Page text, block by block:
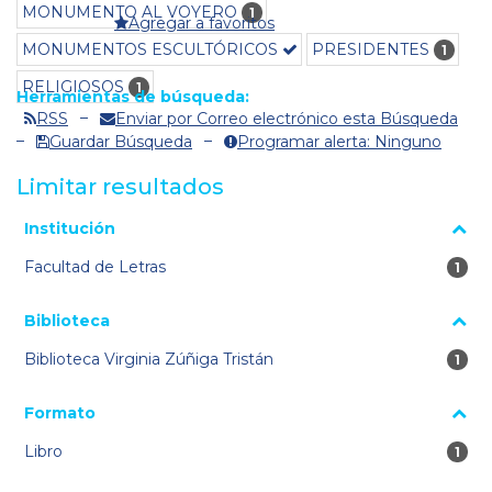
MONUMENTO AL VOYERO 1
MONUMENTOS ESCULTÓRICOS PRESIDENTES 1
RELIGIOSOS 1
Agregar a favoritos
Herramientas de búsqueda:
RSS
Enviar por Correo electrónico esta Búsqueda
Guardar Búsqueda
Programar alerta: Ninguno
Limitar resultados
La página se volverá a cargar cuando se seleccione o excluya
Institución
Facultad de Letras
1
1
Biblioteca
Biblioteca Virginia Zúñiga Tristán
1
1
Formato
Libro
1
1